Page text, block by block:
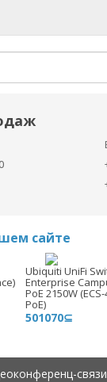
сайте
Ubiquiti UniFi
Enterprise
PoE 2150W
PoE)
501070⊆